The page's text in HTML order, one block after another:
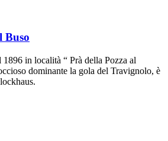
Buso
in località “ Prà della Pozza al
dominante la gola del Travignolo, è